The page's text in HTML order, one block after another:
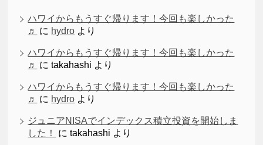
ハワイからもうすぐ帰ります！今回も楽しかった
♬
に hydro より
ハワイからもうすぐ帰ります！今回も楽しかった
♬
にtakahashi より
ハワイからもうすぐ帰ります！今回も楽しかった
♬
に hydro より
ジュニアNISAでインデックス積立投資を開始しま
した！
にtakahashi より